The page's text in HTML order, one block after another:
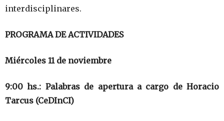
interdisciplinares.
PROGRAMA DE ACTIVIDADES
Miércoles 11 de noviembre
9:00 hs.: Palabras de apertura a cargo de Horacio
Tarcus (CeDInCI)